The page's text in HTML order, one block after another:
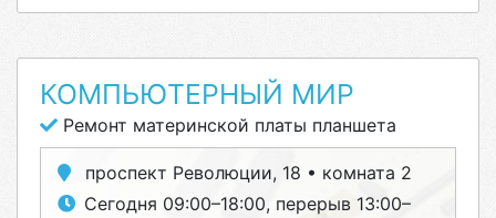
КОМПЬЮТЕРНЫЙ МИР
Ремонт материнской платы планшета
проспект Революции, 18 • комната 2
Сегодня 09:00–18:00, перерыв 13:00–